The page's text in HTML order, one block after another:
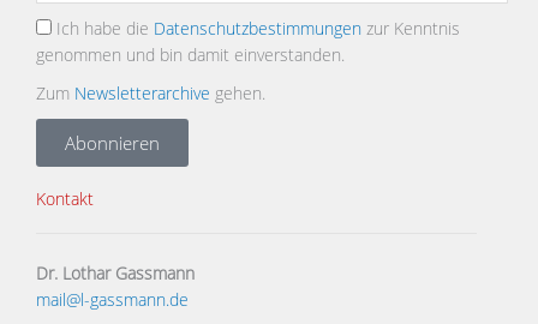
Ich habe die Datenschutzbestimmungen zur Kenntnis
genommen und bin damit einverstanden.
Zum Newsletterarchive gehen.
Abonnieren
Kontakt
Dr. Lothar Gassmann
mail@l-gassmann.de